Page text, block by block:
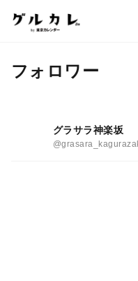
フォロワー
グラサラ神楽坂